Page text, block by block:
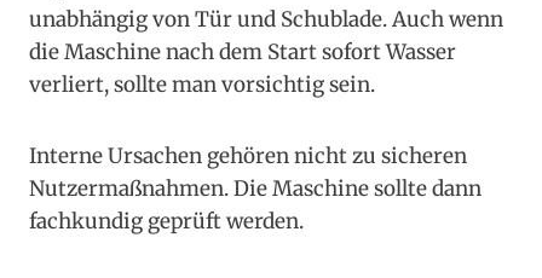
unabhängig von Tür und Schublade. Auch wenn
die Maschine nach dem Start sofort Wasser
verliert, sollte man vorsichtig sein.
Interne Ursachen gehören nicht zu sicheren
Nutzermaßnahmen. Die Maschine sollte dann
fachkundig geprüft werden.